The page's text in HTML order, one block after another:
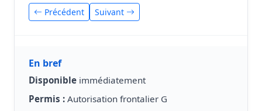
Précédent Suivant
En bref
Disponible immédiatement
Permis : Autorisation frontalier G